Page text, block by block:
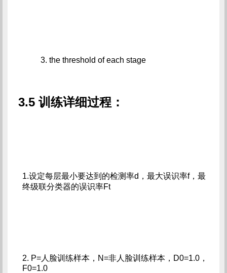
3. the threshold of each stage
3.5 训练详细过程：
1.设定每层最小要达到的检测率d，最大误识率f，最
终级联分类器的误识率Ft
2. P=人脸训练样本，N=非人脸训练样本，D0=1.0，
F0=1.0